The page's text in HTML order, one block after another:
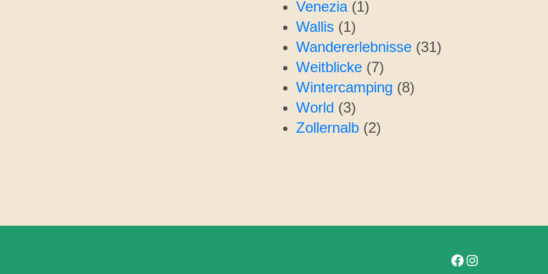
Venezia(1)
Wallis(1)
Wandererlebnisse(31)
Weitblicke(7)
Wintercamping (8)
World (3)
Zollernalb(2)
Folge uns auf Facebook
Folge uns auf Instagram